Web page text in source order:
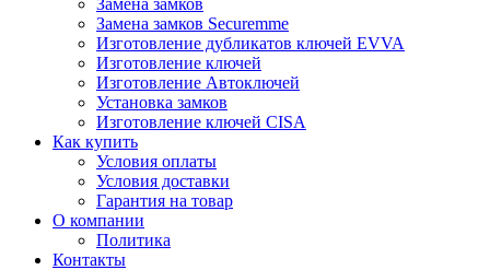
Замена замков
Замена замков Securemme
Изготовление дубликатов ключей EVVA
Изготовление ключей
Изготовление Автоключей
Установка замков
Изготовление ключей CISA
Как купить
Условия оплаты
Условия доставки
Гарантия на товар
О компании
Политика
Контакты